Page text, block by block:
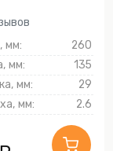
мм:
260
мм:
135
мм:
29
мм:
2.6